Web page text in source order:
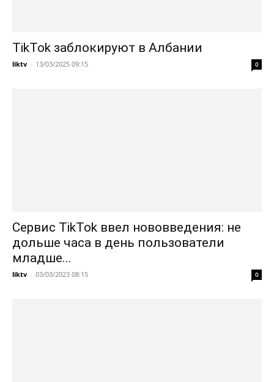
TikTok заблокируют в Албании
liktv - 13/03/2025 09:15 0
Сервис TikTok ввел нововведения: не
дольше часа в день пользователи
младше...
liktv - 03/03/2023 08:15 0